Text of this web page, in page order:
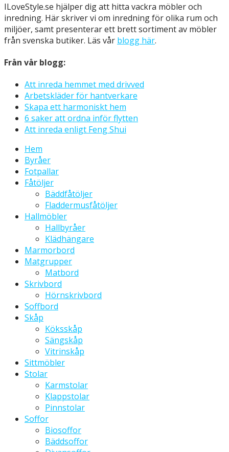
ILoveStyle.se hjälper dig att hitta vackra möbler och
inredning. Här skriver vi om inredning för olika rum och
miljöer, samt presenterar ett brett sortiment av möbler
från svenska butiker. Läs vår blogg här.
Från vår blogg:
Att inreda hemmet med drivved
Arbetskläder för hantverkare
Skapa ett harmoniskt hem
6 saker att ordna inför flytten
Att inreda enligt Feng Shui
Hem
Byråer
Fotpallar
Fåtöljer
Bäddfåtöljer
Fladdermusfåtöljer
Hallmöbler
Hallbyråer
Klädhängare
Marmorbord
Matgrupper
Matbord
Skrivbord
Hörnskrivbord
Soffbord
Skåp
Köksskåp
Sängskåp
Vitrinskåp
Sittmöbler
Stolar
Karmstolar
Klappstolar
Pinnstolar
Soffor
Biosoffor
Bäddsoffor